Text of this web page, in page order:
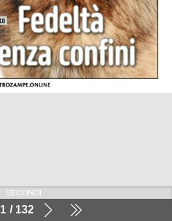
1 132
SECONDI